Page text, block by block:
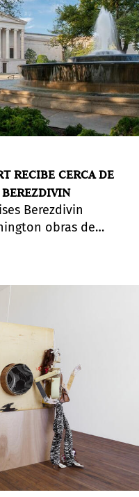
RECIBE CERCA DE
Berezdivin
obras de